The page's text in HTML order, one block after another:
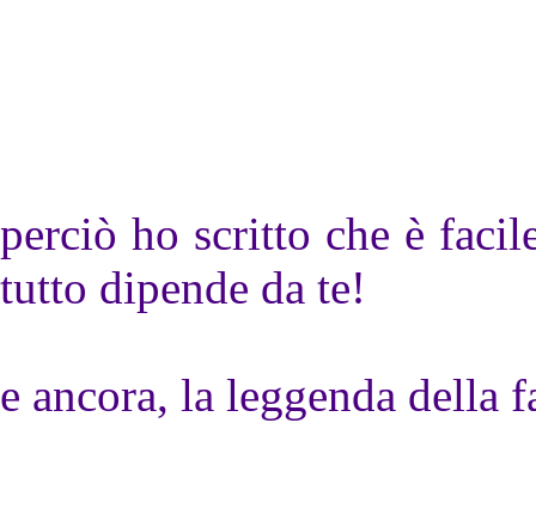
perciò ho scritto che è
tutto dipende da te!
e ancora, la leggenda della